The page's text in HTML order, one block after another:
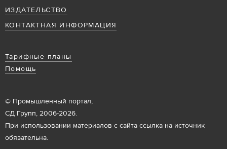
ИЗДАТЕЛЬСТВО
КОНТАКТНАЯ ИНФОРМАЦИЯ
Тарифные планы
Помощь
© Промышленный портал,
СД Групп, 2006-2026.
При использовании материалов с сайта ссылка на источник
обязательна.